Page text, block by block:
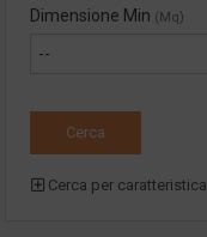
Dimensione Min (Mq)
Cerca per caratteristica